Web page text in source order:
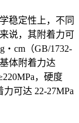
稳定性上，不同
说，其附着力可
・cm（GB/1732-
体附着力达
，硬度
可达 22-27MPa